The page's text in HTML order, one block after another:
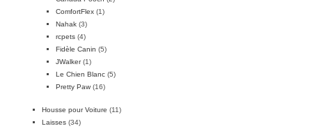
ComfortFlex (1)
Nahak (3)
rcpets (4)
Fidèle Canin (5)
JWalker (1)
Le Chien Blanc (5)
Pretty Paw (16)
Housse pour Voiture (11)
Laisses (34)